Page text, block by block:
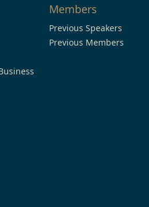
Members
Previous Speakers
Previous Members